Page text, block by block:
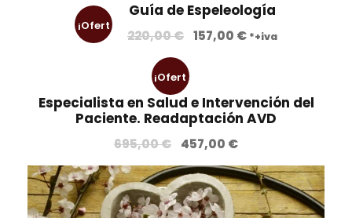
¡Ofert
Guía de Espeleología
220,00€ E
e
i
o
o
r
157,00 €E
e
o
a
c
*+iva
¡Ofert
a!
Especialista en Salud e Intervención del
Paciente. Readaptación AVD
695,00€
E
l
p
r
457,00 €E
l
p
r